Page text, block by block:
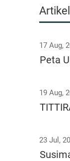
17 Aug,
Peta
19 Aug,
23 Jul,